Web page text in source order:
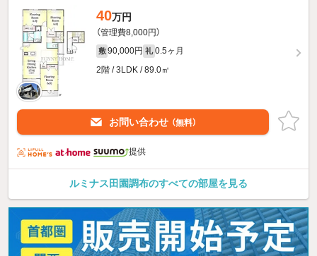
40万円
（管理費8,000円）
敷 90,000円 礼 0.5ヶ月
2階 / 3LDK / 89.0㎡
お問い合わせ （無料）
提供
ルミナス田園調布のすべての部屋を見る